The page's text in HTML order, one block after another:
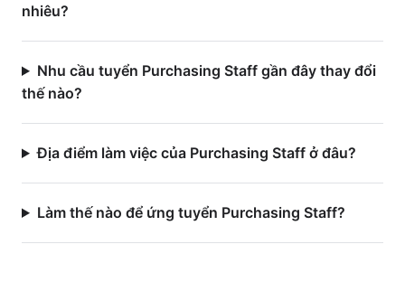
nhiêu?
Nhu cầu tuyển Purchasing Staff gần đây thay đổi
thế nào?
Địa điểm làm việc của Purchasing Staff ở đâu?
Làm thế nào để ứng tuyển Purchasing Staff?